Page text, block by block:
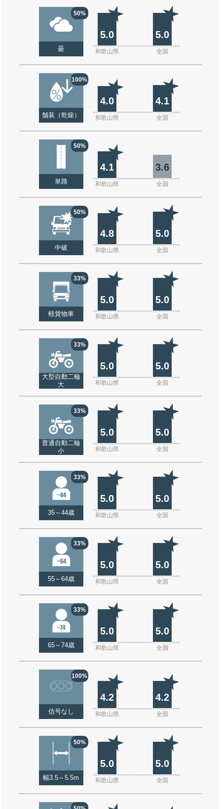
50%
曇
5.0 5.0
和歌山県 全国
100%
舗装（乾燥）
4.0 4.1
和歌山県 全国
50%
単路
4.1 3.6
和歌山県 全国
50%
中破
4.8 5.0
和歌山県 全国
33%
軽貨物車
5.0 5.0
和歌山県 全国
33%
大型自動二輪
大
5.0 5.0
和歌山県 全国
33%
普通自動二輪
小
5.0 5.0
和歌山県 全国
33%
35～44歳
5.0 5.0
和歌山県 全国
33%
55～64歳
5.0 5.0
和歌山県 全国
33%
65～74歳
5.0 5.0
和歌山県 全国
100%
信号なし
4.2 4.2
和歌山県 全国
50%
幅3.5～5.5m
5.0 5.0
和歌山県 全国